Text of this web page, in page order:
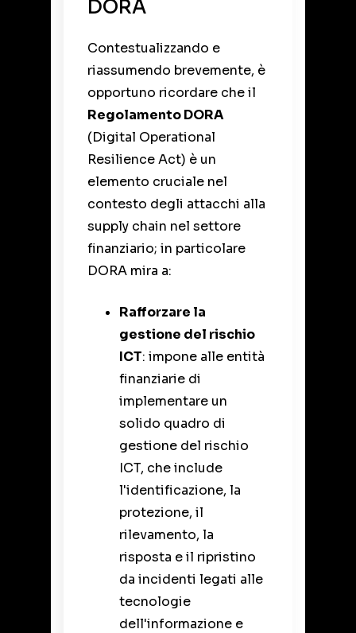
DORA
Contestualizzando e
riassumendo brevemente, è
opportuno ricordare che il
Regolamento DORA
(Digital Operational
Resilience Act) è un
elemento cruciale nel
contesto degli attacchi alla
supply chain nel settore
finanziario; in particolare
DORA mira a:
Rafforzare la
gestione del rischio
ICT: impone alle entità
finanziarie di
implementare un
solido quadro di
gestione del rischio
ICT, che include
l'identificazione, la
protezione, il
rilevamento, la
risposta e il ripristino
da incidenti legati alle
tecnologie
dell'informazione e